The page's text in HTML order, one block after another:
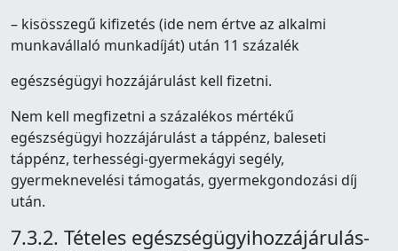
– kisösszegű kifizetés (ide nem értve az alkalmi
munkavállaló munkadíját) után 11 százalék
egészségügyi hozzájárulást kell fizetni.
Nem kell megfizetni a százalékos mértékű
egészségügyi hozzájárulást a táppénz, baleseti
táppénz, terhességi-gyermekágyi segély,
gyermeknevelési támogatás, gyermekgondozási díj
után.
7.3.2. Tételes egészségügyihozzájárulás-